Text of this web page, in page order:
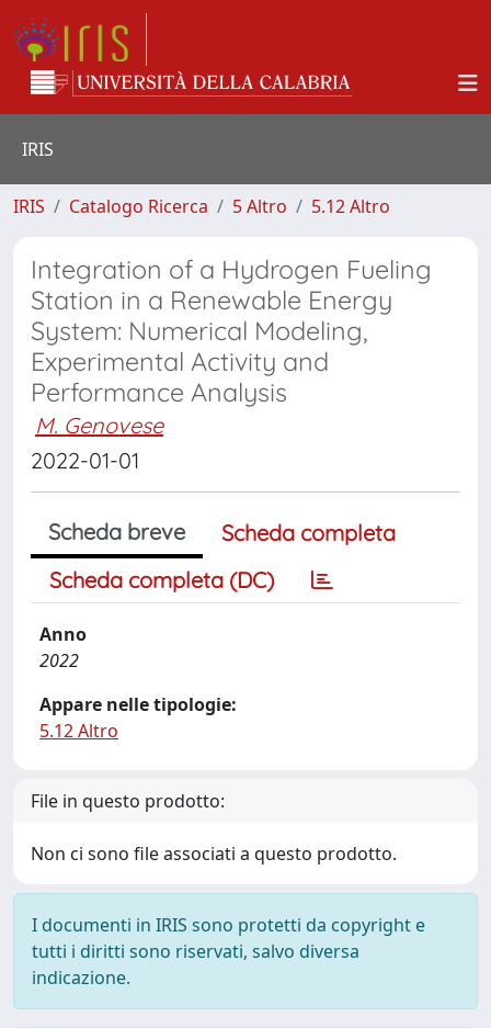
IRIS
IRIS Catalogo Ricerca 5 Altro 5.12 Altro
Integration of a Hydrogen Fueling
Station in a Renewable Energy
System: Numerical Modeling,
Experimental Activity and
Performance Analysis
M. Genovese
2022-01-01
Scheda breve
Scheda completa
Scheda completa (DC)
Anno
2022
Appare nelle tipologie:
5.12 Altro
File in questo prodotto:
Non ci sono file associati a questo prodotto.
I documenti in IRIS sono protetti da copyright e
tutti i diritti sono riservati, salvo diversa
indicazione.